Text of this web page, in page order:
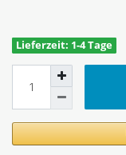
Lieferzeit: 1-4 Tage